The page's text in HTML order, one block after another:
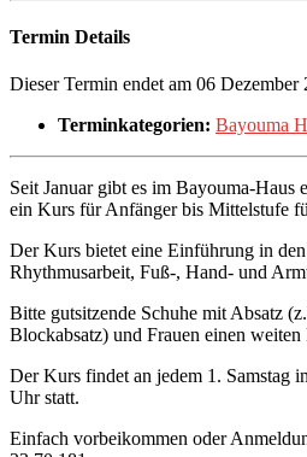
Termin Details
Dieser Termin endet am 06 Dezember
Terminkategorien: Bayouma
Seit Januar gibt es im Bayouma-Haus
ein Kurs für Anfänger bis Mittelstufe
Der Kurs bietet eine Einführung in
Rhythmusarbeit, Fuß-, Hand- und
Bitte gutsitzende Schuhe mit Absatz
Blockabsatz) und Frauen einen
Der Kurs findet an jedem 1. Samstag
Uhr statt.
Einfach vorbeikommen oder